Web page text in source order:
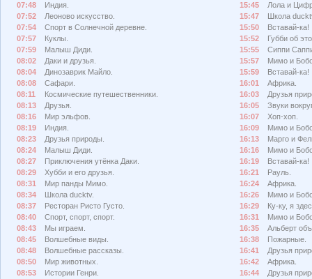
07:48
Индия.
07:52
Леоново искусство.
07:54
Спорт в Солнечной деревне.
07:57
Куклы.
07:59
Малыш Диди.
08:02
Даки и друзья.
08:04
Динозаврик Майло.
08:08
Сафари.
08:11
Космические путешественники.
08:13
Друзья.
08:16
Мир эльфов.
08:19
Индия.
08:23
Друзья природы.
08:24
Малыш Диди.
08:27
Приключения утёнка Даки.
08:29
Хубби и его друзья.
08:31
Мир панды Мимо.
08:34
Школа ducktv.
08:37
Ресторан Ристо Густо.
08:40
Спорт, спорт, спорт.
08:43
Мы играем.
08:45
Волшебные виды.
08:48
Волшебные рассказы.
08:50
Мир животных.
08:53
Истории Генри.
15:45
Лола и
15:47
Школа
15:50
Вставай-ка!
15:52
Губби об
15:55
Сиппи
15:57
Мимо и
15:59
Вставай-ка!
16:01
Африка.
16:03
Друзья
16:05
Звуки
16:07
Хоп-хоп.
16:09
Мимо и
16:13
Марго и
16:16
Мимо и
16:19
Вставай-ка!
16:21
Рауль.
16:24
Африка.
16:26
Мимо и
16:29
Ку-ку, я
16:31
Мимо и
16:35
Альберт
16:38
Пожарные.
16:41
Друзья
16:42
Африка.
16:44
Друзья